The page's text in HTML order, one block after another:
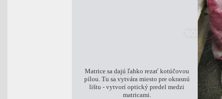
Matrice sa dajú ľahko rezať kotúčovou
pílou. Tu sa vytvára miesto pre okrasnú
lištu - vytvorí optický predel medzi
matricami.